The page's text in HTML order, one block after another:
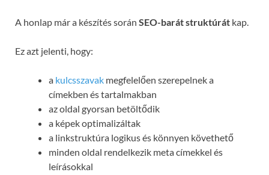
A honlap már a készítés során SEO-barát struktúrát kap.
Ez azt jelenti, hogy:
a kulcsszavak megfelelően szerepelnek a
címekben és tartalmakban
az oldal gyorsan betöltődik
a képek optimalizáltak
a linkstruktúra logikus és könnyen követhető
minden oldal rendelkezik meta címekkel és
leírásokkal